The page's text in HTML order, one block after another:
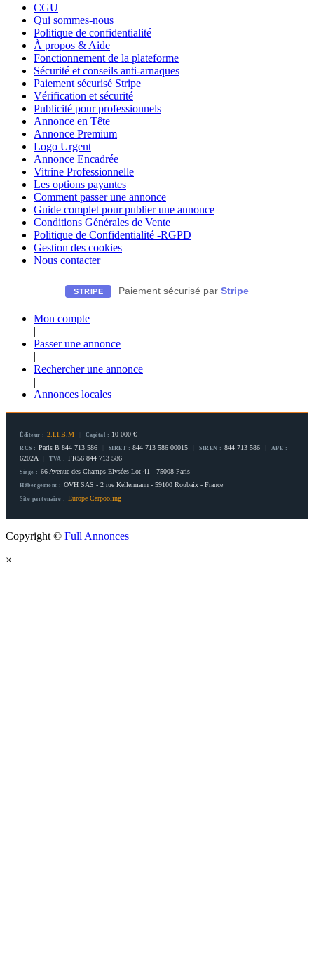
CGU
Qui sommes-nous
Politique de confidentialité
À propos & Aide
Fonctionnement de la plateforme
Sécurité et conseils anti-arnaques
Paiement sécurisé Stripe
Vérification et sécurité
Publicité pour professionnels
Annonce en Tête
Annonce Premium
Logo Urgent
Annonce Encadrée
Vitrine Professionnelle
Les options payantes
Comment passer une annonce
Guide complet pour publier une annonce
Conditions Générales de Vente
Politique de Confidentialité -RGPD
Gestion des cookies
Nous contacter
STRIPE Paiement sécurisé par Stripe
Mon compte
|
Passer une annonce
|
Rechercher une annonce
|
Annonces locales
Éditeur : 2.I.I.B.M Capital : 10 000 €
RCS : Paris B 844 713 586 SIRET : 844 713 586 00015 SIREN : 844 713 586 APE :
6202A TVA : FR56 844 713 586
Siège : 66 Avenue des Champs Elysées Lot 41 - 75008 Paris
Hébergement : OVH SAS - 2 rue Kellermann - 59100 Roubaix - France
Site partenaire : Europe Carpooling
Copyright © Full Annonces
×